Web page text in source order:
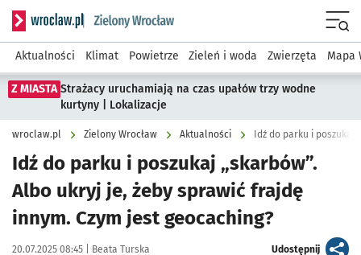
Serwis informacyjny wroclaw.pl podserwis: Środowisko we
Aktualności Klimat Powietrze Zieleń i woda Zwierzęta Mapa
Z MIASTA Strażacy uruchamiają na czas upałów trzy wodne
kurtyny | Lokalizacje
wroclaw.pl Zielony Wrocław Aktualności Idź do parku i poszukaj
Idź do parku i poszukaj „skarbów”.
Albo ukryj je, żeby sprawić frajdę
innym. Czym jest geocaching?
Data publikacji:
20.07.2025 08:45 | Autor:
Beata Turska Udostępnijartykuł